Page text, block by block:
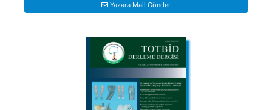
Yazara Mail Gönder